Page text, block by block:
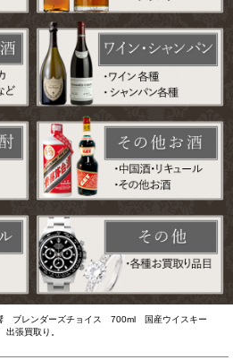
ブレンダーズチョイス 700ml 国産ウイスキー
出張買取り。